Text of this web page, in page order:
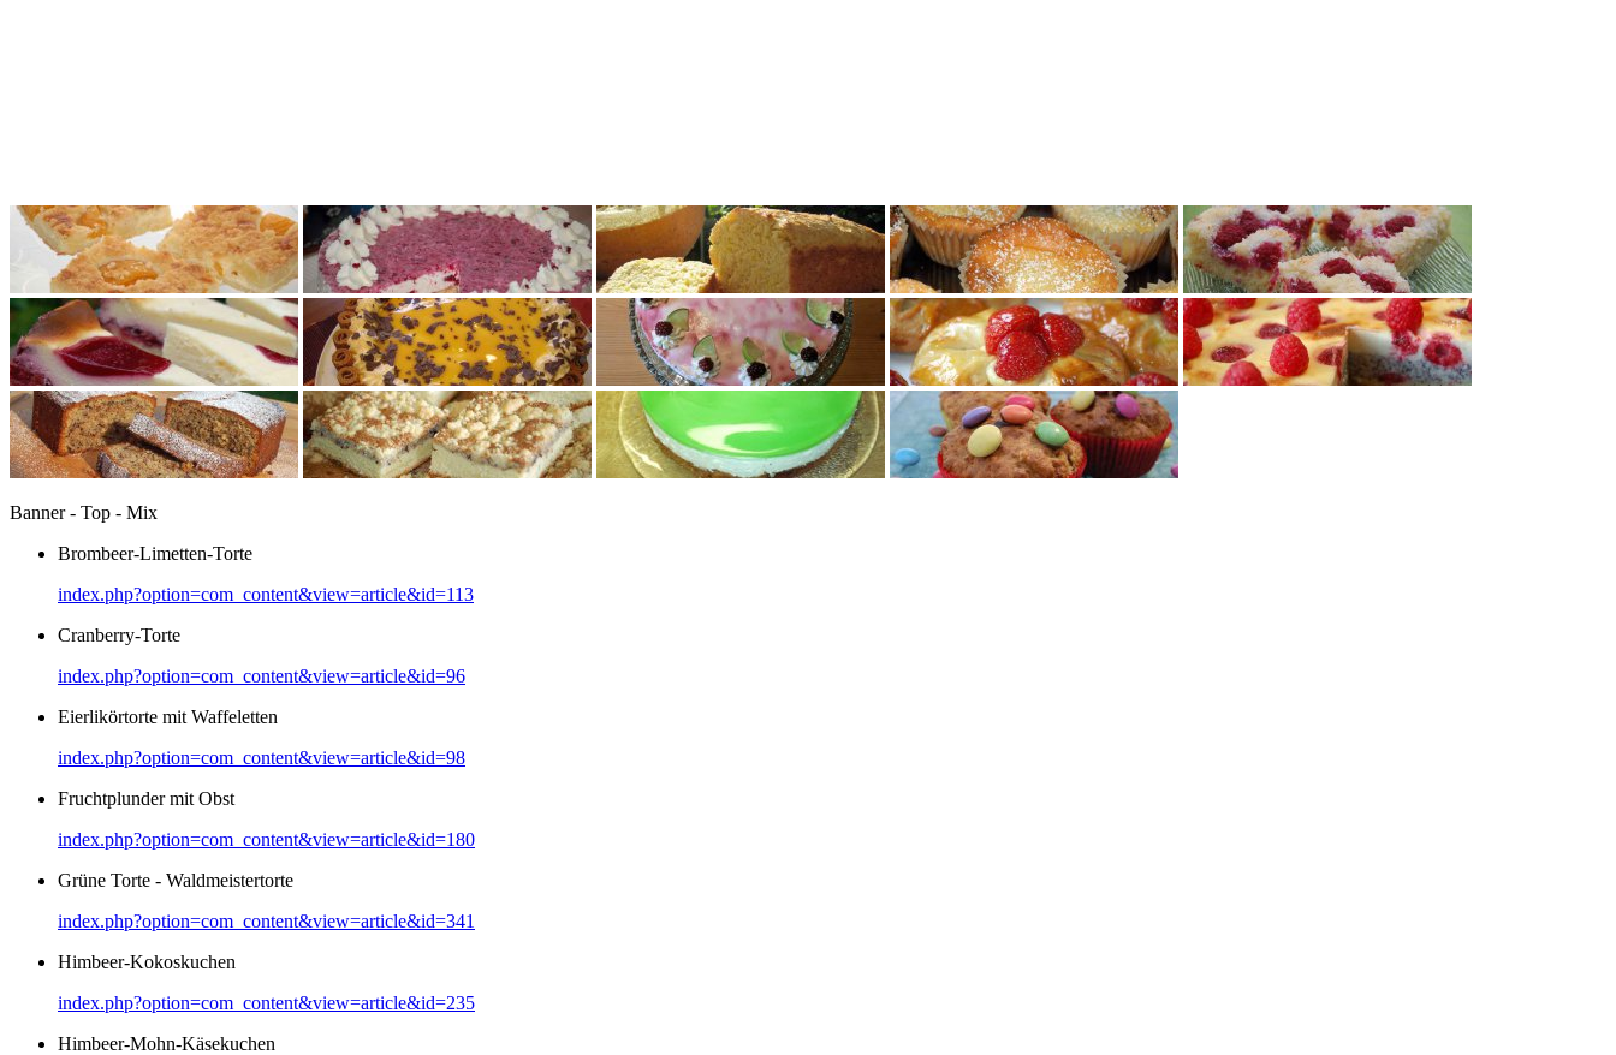
Banner - Top - Mix
Brombeer-Limetten-Torte
index.php?option=com_content&view=article&id=113
Cranberry-Torte
index.php?option=com_content&view=article&id=96
Eierlikörtorte mit Waffeletten
index.php?option=com_content&view=article&id=98
Fruchtplunder mit Obst
index.php?option=com_content&view=article&id=180
Grüne Torte - Waldmeistertorte
index.php?option=com_content&view=article&id=341
Himbeer-Kokoskuchen
index.php?option=com_content&view=article&id=235
Himbeer-Mohn-Käsekuchen